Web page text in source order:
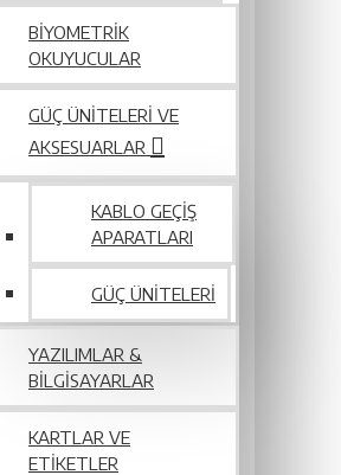
BIYOMETRIK
OKUYUCULAR
GÜÇ ÜNITELERI VE
AKSESUARLAR
KABLO GEÇIŞ
APARATLARI
GÜÇ ÜNITELERI
YAZILIMLAR &
BILGISAYARLAR
KARTLAR VE
ETIKETLER